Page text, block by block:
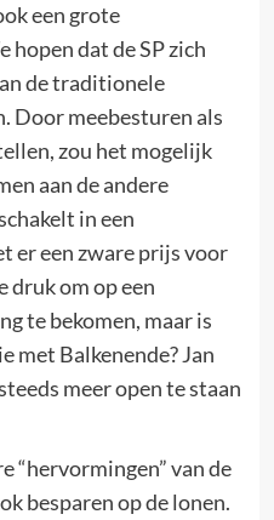
een grote
dat de SP zich
de traditionele
Door meebesturen als
zou het mogelijk
aan de andere
in een
er een zware prijs voor
druk om op een
te bekomen, maar is
met Balkenende? Jan
meer open te staan
“hervormingen” van de
besparen op de lonen.